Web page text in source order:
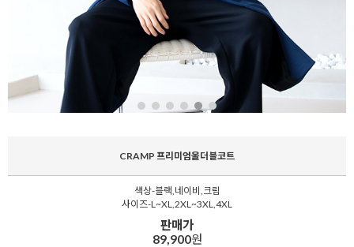
CRAMP 프리미엄울더블코트
색상-블랙,네이비,크림
사이즈-L~XL,2XL~3XL,4XL
판매가
89,900원